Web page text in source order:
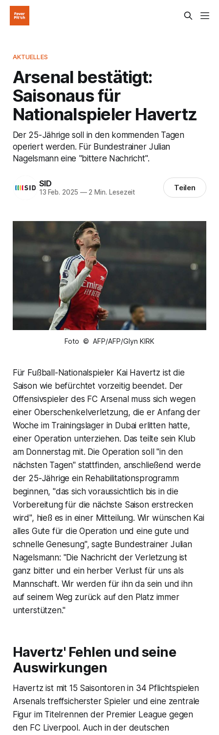
AKTUELLES
Arsenal bestätigt:
Saisonaus für
Nationalspieler Havertz
Der 25-Jährige soll in den kommenden Tagen
operiert werden. Für Bundestrainer Julian
Nagelsmann eine "bittere Nachricht".
SID
13 Feb. 2025 —2 Min. Lesezeit Teilen
Foto © AFP/AFP/Glyn KIRK
Für Fußball-Nationalspieler Kai Havertz ist die
Saison wie befürchtet vorzeitig beendet. Der
Offensivspieler des FC Arsenal muss sich wegen
einer Oberschenkelverletzung, die er Anfang der
Woche im Trainingslager in Dubai erlitten hatte,
einer Operation unterziehen. Das teilte sein Klub
am Donnerstag mit. Die Operation soll "in den
nächsten Tagen" stattfinden, anschließend werde
der 25-Jährige ein Rehabilitationsprogramm
beginnen, "das sich voraussichtlich bis in die
Vorbereitung für die nächste Saison erstrecken
wird", hieß es in einer Mitteilung. Wir wünschen Kai
alles Gute für die Operation und eine gute und
schnelle Genesung", sagte Bundestrainer Julian
Nagelsmann: "Die Nachricht der Verletzung ist
ganz bitter und ein herber Verlust für uns als
Mannschaft. Wir werden für ihn da sein und ihn
auf seinem Weg zurück auf den Platz immer
unterstützen."
Havertz' Fehlen und seine
Auswirkungen
Havertz ist mit 15 Saisontoren in 34 Pflichtspielen
Arsenals treffsicherster Spieler und eine zentrale
Figur im Titelrennen der Premier League gegen
den FC Liverpool. Auch in der deutschen